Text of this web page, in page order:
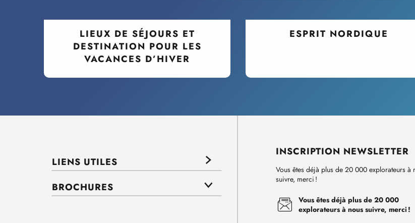
LIEUX DE SÉJOURS ET
DESTINATION POUR LES
VACANCES D’HIVER
ESPRIT NORDIQUE
LIENS UTILES
BROCHURES
INSCRIPTION NEWSLETTER
Vous êtes déjà plus de 20 000 explorateurs à
suivre, merci !
Vous êtes déjà plus de 20 000
explorateurs à nous suivre, merci !